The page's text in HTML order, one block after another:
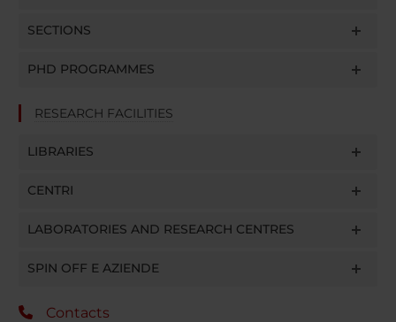
SECTIONS
PHD PROGRAMMES
RESEARCH FACILITIES
LIBRARIES
CENTRI
LABORATORIES AND RESEARCH CENTRES
SPIN OFF E AZIENDE
Contacts